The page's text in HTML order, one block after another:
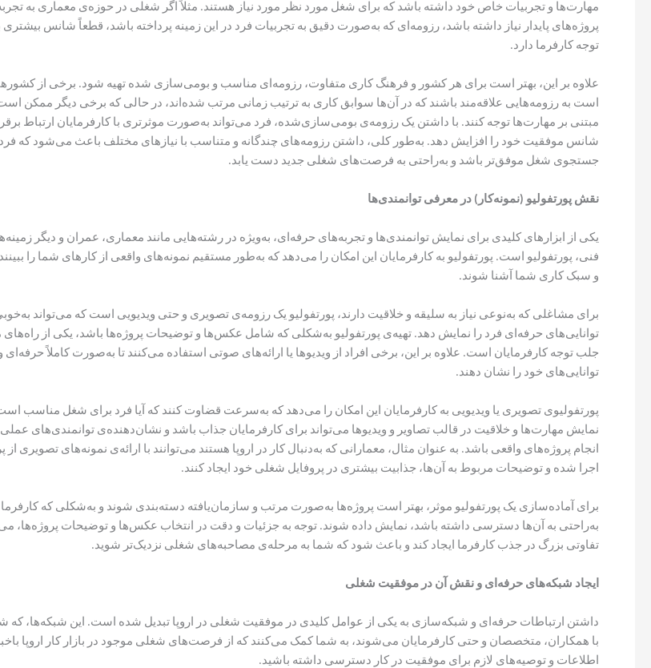
مهارت‌ها و تجربیات خاص خود داشته باشد که برای شغل مورد نظر مورد نیاز هستند. مثلاً اگر شغلی در حوزه‌ی معماری به
پروژه‌های پایدار نیاز داشته باشد، رزومه‌ای که به‌صورت دقیق به تجربیات فرد در این زمینه پرداخته باشد، قطعاً شانس
توجه کارفرما دارد.
علاوه بر این، بهتر است برای هر کشور و فرهنگ کاری متفاوت، رزومه‌ای مناسب و بومی‌سازی شده تهیه شود. برخی از
است به رزومه‌هایی علاقه‌مند باشند که در آن‌ها سوابق کاری به ترتیب زمانی مرتب شده‌اند، در حالی که برخی دیگر ممکن
مبتنی بر مهارت‌ها توجه کنند. با داشتن یک رزومه‌ی بومی‌سازی‌شده، فرد می‌تواند به‌صورت موثرتری با کارفرمایان ارتباط
شانس موفقیت خود را افزایش دهد. به‌طور کلی، داشتن رزومه‌های چندگانه و متناسب با نیازهای مختلف باعث می‌شود که فرد
جستجوی شغل موفق‌تر باشد و به‌راحتی به فرصت‌های شغلی جدید دست یابد.
نقش پورتفولیو (نمونه‌کار) در معرفی توانمندی‌ها
یکی از ابزارهای کلیدی برای نمایش توانمندی‌ها و تجربه‌های حرفه‌ای، به‌ویژه در رشته‌هایی مانند معماری، عمران و دیگر
فنی، پورتفولیو است. پورتفولیو به کارفرمایان این امکان را می‌دهد که به‌طور مستقیم نمونه‌های واقعی از کارهای شما را
و سبک کاری شما آشنا شوند.
برای مشاغلی که به‌نوعی نیاز به سلیقه و خلاقیت دارند، پورتفولیو یک رزومه‌ی تصویری و حتی ویدیویی است که می‌تواند
توانایی‌های حرفه‌ای فرد را نمایش دهد. تهیه‌ی پورتفولیو به‌شکلی که شامل عکس‌ها و توضیحات پروژه‌ها باشد، یکی از راه‌های
جلب توجه کارفرمایان است. علاوه بر این، برخی افراد از ویدیوها یا ارائه‌های صوتی استفاده می‌کنند تا به‌صورت کاملاً حرفه‌ای
توانایی‌های خود را نشان دهند.
پورتفولیوی تصویری یا ویدیویی به کارفرمایان این امکان را می‌دهد که به‌سرعت قضاوت کنند که آیا فرد برای شغل مناسب
نمایش مهارت‌ها و خلاقیت در قالب تصاویر و ویدیوها می‌تواند برای کارفرمایان جذاب باشد و نشان‌دهنده‌ی توانمندی‌های عملی
انجام پروژه‌های واقعی باشد. به عنوان مثال، معمارانی که به‌دنبال کار در اروپا هستند می‌توانند با ارائه‌ی نمونه‌های تصویری از
اجرا شده و توضیحات مربوط به آن‌ها، جذابیت بیشتری در پروفایل شغلی خود ایجاد کنند.
برای آماده‌سازی یک پورتفولیو موثر، بهتر است پروژه‌ها به‌صورت مرتب و سازمان‌یافته دسته‌بندی شوند و به‌شکلی که کارفرما
به‌راحتی به آن‌ها دسترسی داشته باشد، نمایش داده شوند. توجه به جزئیات و دقت در انتخاب عکس‌ها و توضیحات پروژه‌ها،
تفاوتی بزرگ در جذب کارفرما ایجاد کند و باعث شود که شما به مرحله‌ی مصاحبه‌های شغلی نزدیک‌تر شوید.
ایجاد شبکه‌های حرفه‌ای و نقش آن در موفقیت شغلی
داشتن ارتباطات حرفه‌ای و شبکه‌سازی به یکی از عوامل کلیدی در موفقیت شغلی در اروپا تبدیل شده است. این شبکه‌ها، که
با همکاران، متخصصان و حتی کارفرمایان می‌شوند، به شما کمک می‌کنند که از فرصت‌های شغلی موجود در بازار کار اروپا
اطلاعات و توصیه‌های لازم برای موفقیت در کار دسترسی داشته باشید.